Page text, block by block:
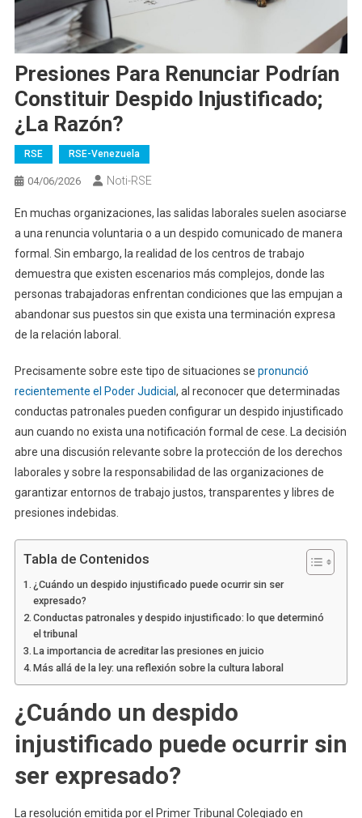
Presiones Para Renunciar Podrían
Constituir Despido Injustificado;
¿la Razón?
RSE RSE-Venezuela
04/06/2026 Noti-RSE
En muchas organizaciones, las salidas laborales suelen asociarse
a una renuncia voluntaria o a un despido comunicado de manera
formal. Sin embargo, la realidad de los centros de trabajo
demuestra que existen escenarios más complejos, donde las
personas trabajadoras enfrentan condiciones que las empujan a
abandonar sus puestos sin que exista una terminación expresa
de la relación laboral.
Precisamente sobre este tipo de situaciones se pronunció
recientemente el Poder Judicial , al reconocer que determinadas
conductas patronales pueden configurar un despido injustificado
aun cuando no exista una notificación formal de cese. La decisión
abre una discusión relevante sobre la protección de los derechos
laborales y sobre la responsabilidad de las organizaciones de
garantizar entornos de trabajo justos, transparentes y libres de
presiones indebidas.
Tabla de Contenidos
¿Cuándo un despido injustificado puede ocurrir sin ser
expresado?
Conductas patronales y despido injustificado: lo que determinó
el tribunal
La importancia de acreditar las presiones en juicio
Más allá de la ley: una reflexión sobre la cultura laboral
¿Cuándo un despido
injustificado puede ocurrir sin
ser expresado?
La resolución emitida por el Primer Tribunal Colegiado en